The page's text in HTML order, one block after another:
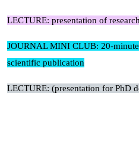
LECTURE: presentation of
JOURNAL MINI CLUB: 20-minute
scientific publication
LECTURE: (presentation for PhD